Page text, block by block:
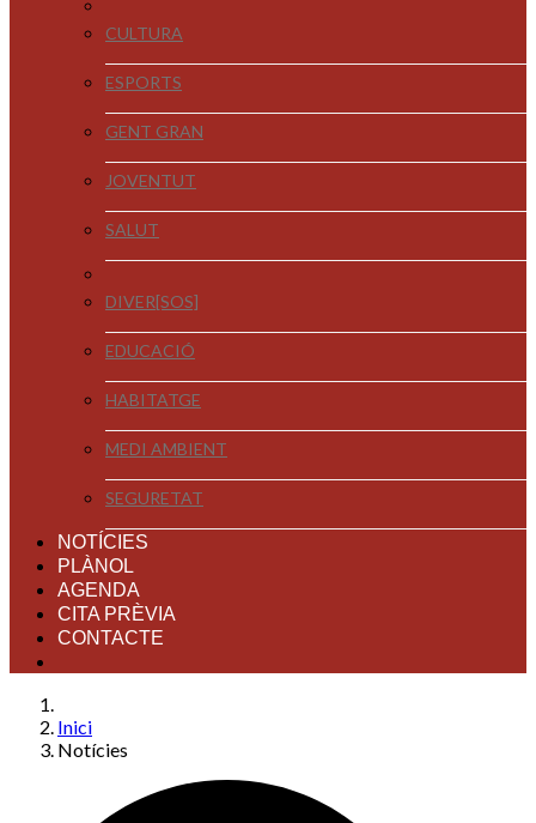
CULTURA
ESPORTS
GENT GRAN
JOVENTUT
SALUT
DIVER[SOS]
EDUCACIÓ
HABITATGE
MEDI AMBIENT
SEGURETAT
NOTÍCIES
PLÀNOL
AGENDA
CITA PRÈVIA
CONTACTE
Inici
Notícies